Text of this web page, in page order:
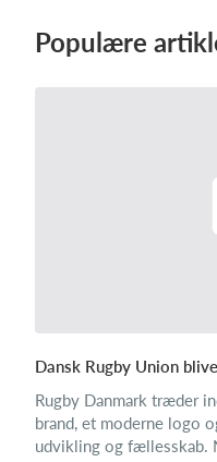
Populære
Dansk Rugby Union
Rugby Danmark træder
brand, et moderne logo
udvikling og fællesskab.